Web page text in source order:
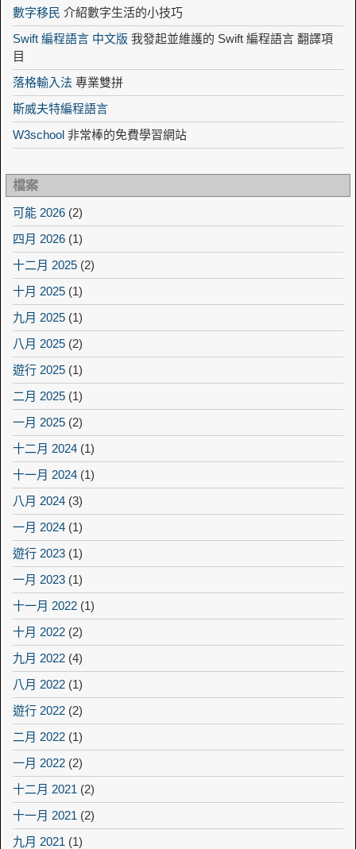
數字移民 介紹數字生活的小技巧
Swift 編程語言 中文版 我發起並維護的 Swift 編程語言 翻譯項
目
落格輸入法 專業雙拼
斯威夫特編程語言
W3school 非常棒的免費學習網站
檔案
可能 2026 (2)
四月 2026 (1)
十二月 2025 (2)
十月 2025 (1)
九月 2025 (1)
八月 2025 (2)
遊行 2025 (1)
二月 2025 (1)
一月 2025 (2)
十二月 2024 (1)
十一月 2024 (1)
八月 2024 (3)
一月 2024 (1)
遊行 2023 (1)
一月 2023 (1)
十一月 2022 (1)
十月 2022 (2)
九月 2022 (4)
八月 2022 (1)
遊行 2022 (2)
二月 2022 (1)
一月 2022 (2)
十二月 2021 (2)
十一月 2021 (2)
九月 2021 (1)